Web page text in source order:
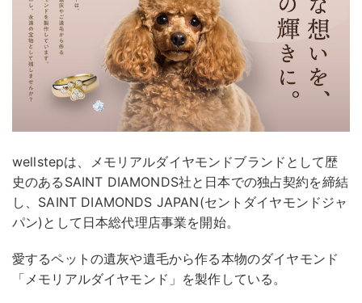
wellstepは、メモリアルダイヤモンドブランドとして歴
史のあるSAINT DIAMONDS社と日本での独占契約を締結
し、SAINT DIAMONDS JAPAN(セントダイヤモンドジャ
パン)として日本総代理店事業を開始。
愛するペットの遺灰や遺毛から作る本物のダイヤモンド
「メモリアルダイヤモンド」を製作している。